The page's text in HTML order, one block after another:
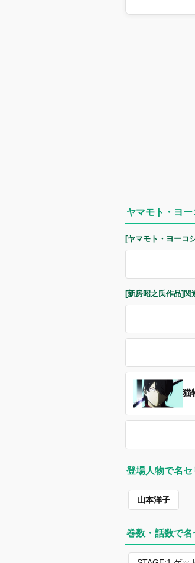
ヤマモト・ヨ
[ヤマモト・ヨーコ
[新房昭之氏作品]関
猫
登場人物で名
山本洋子
巻数・話数で